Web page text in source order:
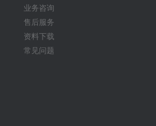
业务咨询
售后服务
资料下载
常见问题